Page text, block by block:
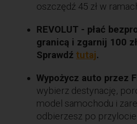
oszczędź 45 zł w
REVOLUT - płać
granicą i zgarnij 100
Sprawdźtutaj.
Wypożycz auto przez
wybierz destynację,
model samochodu i
odbierzesz po przylocie